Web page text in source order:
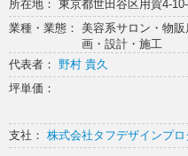
所在地： 東京都世田谷区用賀4-
業種・業態： 美容系サロン・物
画・設計・施工
代表者： 野村 貴久
坪単価：
支社： 株式会社タフデザインプ